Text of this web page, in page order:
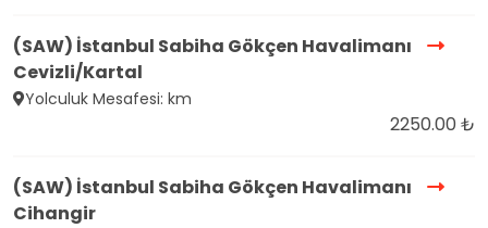
(SAW) İstanbul Sabiha Gökçen Havalimanı
Cevizli/Kartal
Yolculuk Mesafesi: km
2250.00 ₺
(SAW) İstanbul Sabiha Gökçen Havalimanı
Cihangir